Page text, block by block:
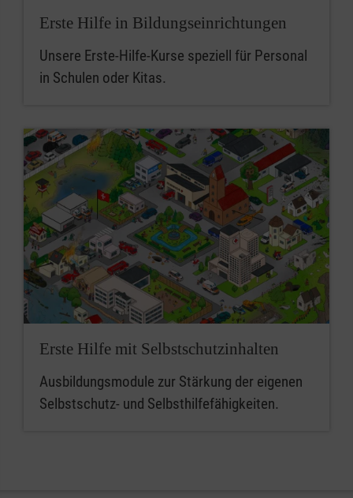
Erste Hilfe in Bildungseinrichtungen
Unsere Erste-Hilfe-Kurse speziell für Personal
in Schulen oder Kitas.
Erste Hilfe mit Selbstschutzinhalten
Ausbildungsmodule zur Stärkung der eigenen
Selbstschutz- und Selbsthilfefähigkeiten.